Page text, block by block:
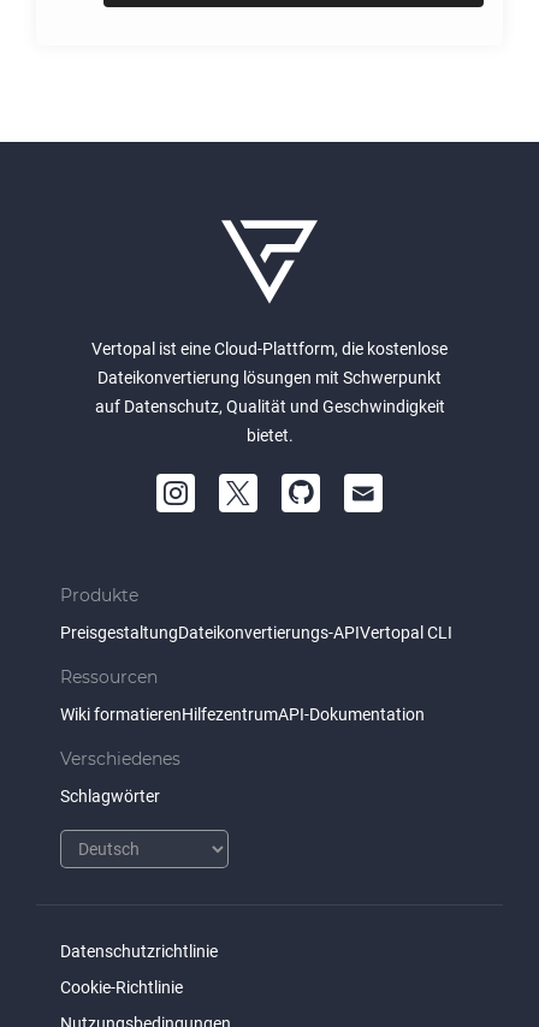
Vertopal ist eine Cloud-Plattform, die kostenlose
Dateikonvertierung lösungen mit Schwerpunkt
auf Datenschutz, Qualität und Geschwindigkeit
bietet.
Produkte
PreisgestaltungDateikonvertierungs-APIVertopal CLI
Ressourcen
Wiki formatierenHilfezentrumAPI-Dokumentation
Verschiedenes
Schlagwörter
Datenschutzrichtlinie
Cookie-Richtlinie